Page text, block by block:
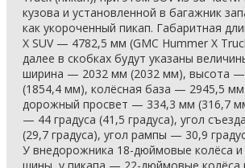
кузова и установленной в багажник
как укороченный пикап. Габаритная
X SUV — 4782,5 мм (GMC Hummer X
далее в скобках будут указаны
ширина — 2032 мм (2032 мм), высота
(1854,4 мм), колёсная база — 2945,5
дорожный просвет — 334,3 мм (316,7
— 44 градуса (41,5 градуса), угол
(29,7 градуса), угол рампы — 30,9
У внедорожника 18-дюймовые колёса